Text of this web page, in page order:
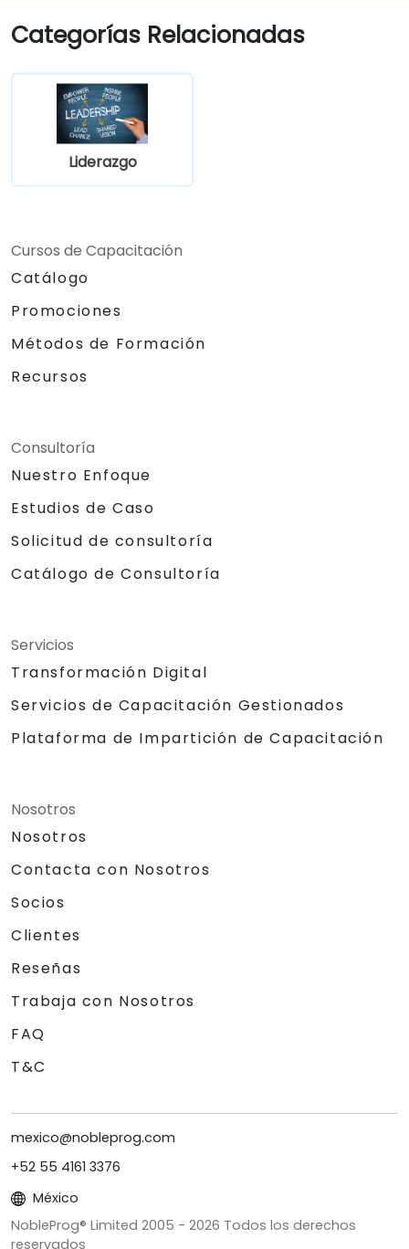
Categorías Relacionadas
Liderazgo
Cursos de Capacitación
Catálogo
Promociones
Métodos de Formación
Recursos
Consultoría
Nuestro Enfoque
Estudios de Caso
Solicitud de consultoría
Catálogo de Consultoría
Servicios
Transformación Digital
Servicios de Capacitación Gestionados
Plataforma de Impartición de Capacitación
Nosotros
Nosotros
Contacta con Nosotros
Socios
Clientes
Reseñas
Trabaja con Nosotros
FAQ
T&C
mexico@nobleprog.com
+52 55 4161 3376
México
NobleProg® Limited 2005 - 2026 Todos los derechos
reservados